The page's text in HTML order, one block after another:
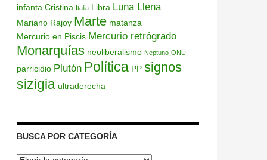
infanta Cristina Italia Libra Luna Llena
Mariano Rajoy Marte matanza
Mercurio en Piscis Mercurio retrógrado
Monarquías neoliberalismo Neptuno ONU
parricidio Plutón Política PP signos
sizigia ultraderecha
BUSCA POR CATEGORÍA